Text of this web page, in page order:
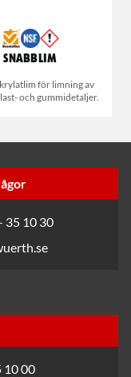
Snabblim
för limning av
och gummidetaljer.
35 10 30
10 00